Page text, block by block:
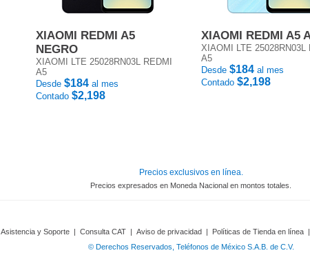
XIAOMI REDMI A5
NEGRO
XIAOMI LTE 25028RN03L REDMI
A5
Desde $184 al mes
Contado $2,198
XIAOMI REDMI A5
XIAOMI LTE 25028RN03L
A5
Desde $184 al mes
Contado $2,198
Precios exclusivos en línea.
Precios expresados en Moneda Nacional en montos totales.
Asistencia y Soporte | Consulta CAT | Aviso de privacidad | Políticas de Tienda en línea |
© Derechos Reservados, Teléfonos de México S.A.B. de C.V.